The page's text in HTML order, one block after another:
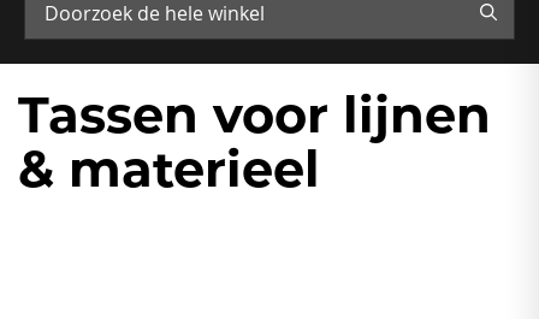
ZOEK
Tassen voor lijnen
& materieel